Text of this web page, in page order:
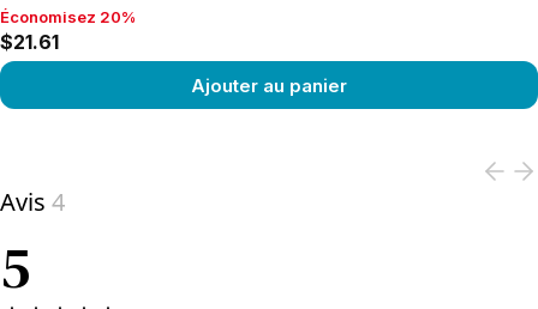
Économisez 20%, $21.61
Économisez 20%
$21.61
Ajouter au panier
Avis 4
5